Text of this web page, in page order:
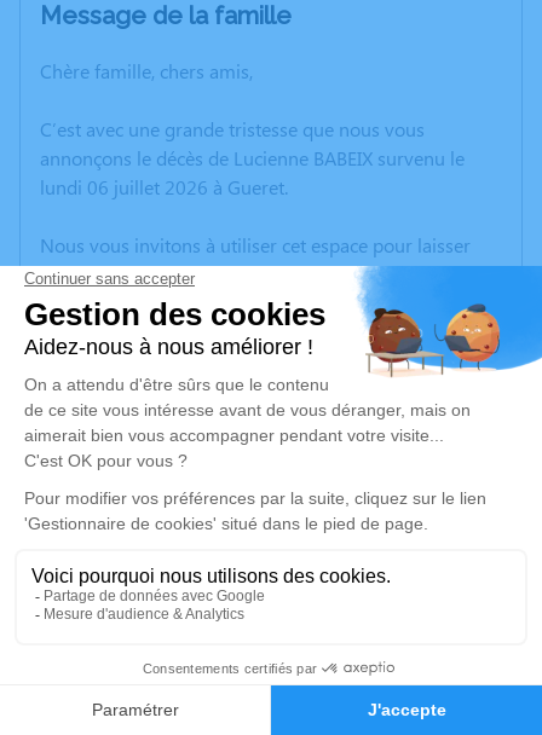
Faire-part Hommages
Message de la famille
Chère famille, chers amis,
C’est avec une grande tristesse que nous vous
annonçons le décès de Lucienne BABEIX survenu le
lundi 06 juillet 2026 à Gueret.
Nous vous invitons à utiliser cet espace pour laisser
vos condoléances, partager des photos souvenirs, une
anecdote ou exprimer vos pensées à travers des
poèmes ou des textes. Cet endroit est un lieu
d'expression dédié à honorer la mémoire de Lucienne
BABEIX.
Un service de plantation d’arbre hommage est
disponible ici.
Je rends hommage
Cérémonie religieuse
Église de Saint-Hilaire-le-Château
23250 Saint-Hilaire-le-Château